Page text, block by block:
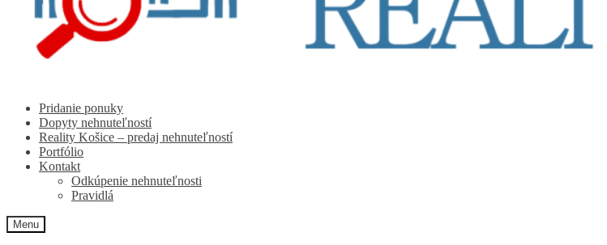
Pridanie ponuky
Dopyty nehnuteľností
Reality Košice – predaj nehnuteľností
Portfólio
Kontakt
Odkúpenie nehnuteľnosti
Pravidlá
Menu